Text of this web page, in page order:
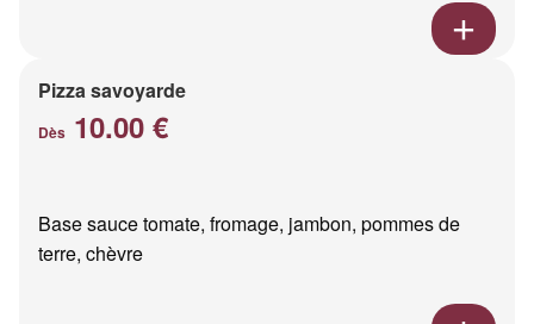
Pizza savoyarde
Dès 10.00 €
Base sauce tomate, fromage, jambon, pommes de
terre, chèvre